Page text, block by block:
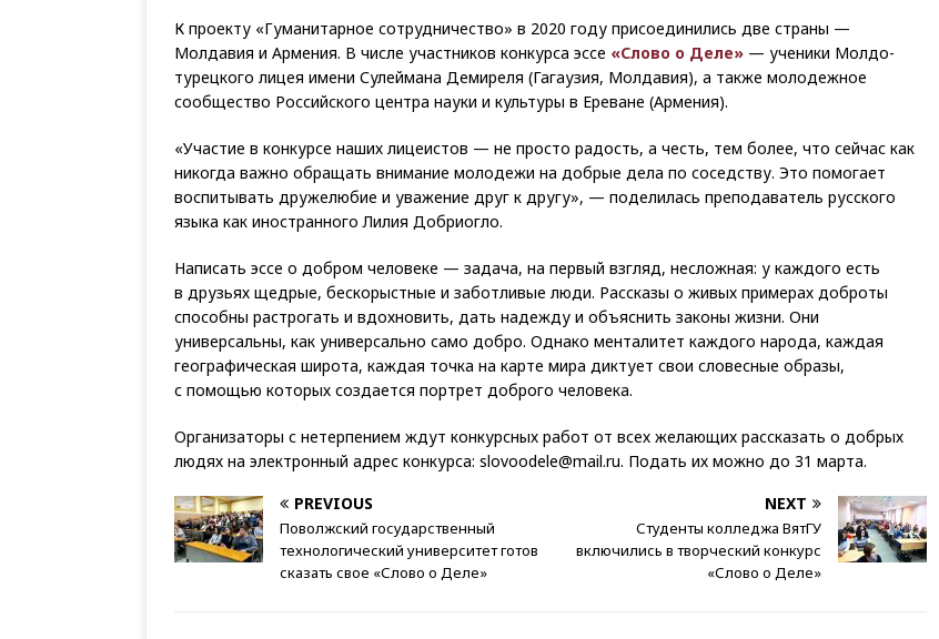
К проекту «Гуманитарное сотрудничество» в 2020 году присоединились две страны —
Молдавия и Армения. В числе участников конкурса эссе «Слово о Деле» — ученики Молдо-
турецкого лицея имени Сулеймана Демиреля (Гагаузия, Молдавия), а также молодежное
сообщество Российского центра науки и культуры в Ереване (Армения).
«Участие в конкурсе наших лицеистов — не просто радость, а честь, тем более, что сейчас как
никогда важно обращать внимание молодежи на добрые дела по соседству. Это помогает
воспитывать дружелюбие и уважение друг к другу», — поделилась преподаватель русского
языка как иностранного Лилия Добриогло.
Написать эссе о добром человеке — задача, на первый взгляд, несложная: у каждого есть
в друзьях щедрые, бескорыстные и заботливые люди. Рассказы о живых примерах доброты
способны растрогать и вдохновить, дать надежду и объяснить законы жизни. Они
универсальны, как универсально само добро. Однако менталитет каждого народа, каждая
географическая широта, каждая точка на карте мира диктует свои словесные образы,
с помощью которых создается портрет доброго человека.
Организаторы с нетерпением ждут конкурсных работ от всех желающих рассказать о добрых
людях на электронный адрес конкурса: slovoodele@mail.ru. Подать их можно до 31 марта.
PREVIOUS
Поволжский государственный
технологический университет готов
сказать свое «Слово о Деле»
NEXT
Студенты колледжа ВятГУ
включились в творческий конкурс
«Слово о Деле»